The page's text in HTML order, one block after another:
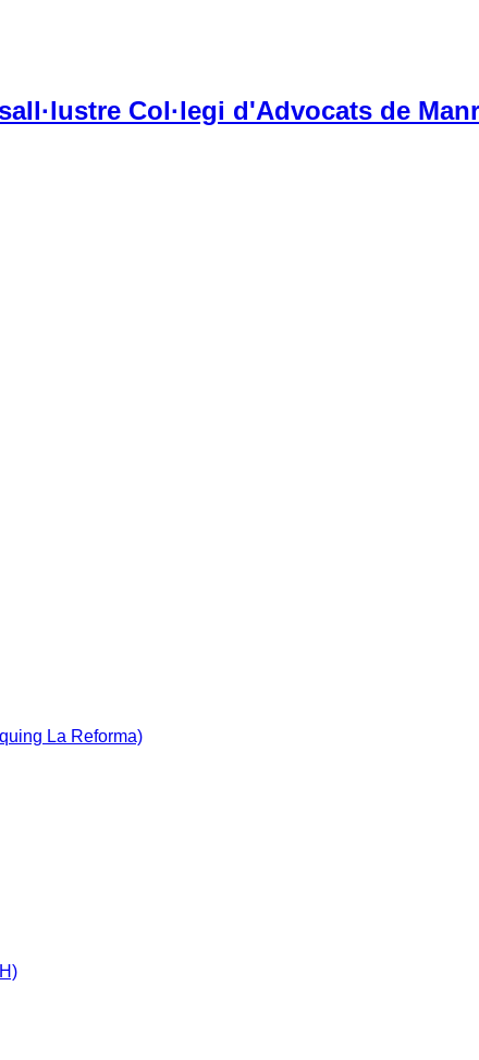
Il·lustre Col·legi d'Advocats de
La Reforma)